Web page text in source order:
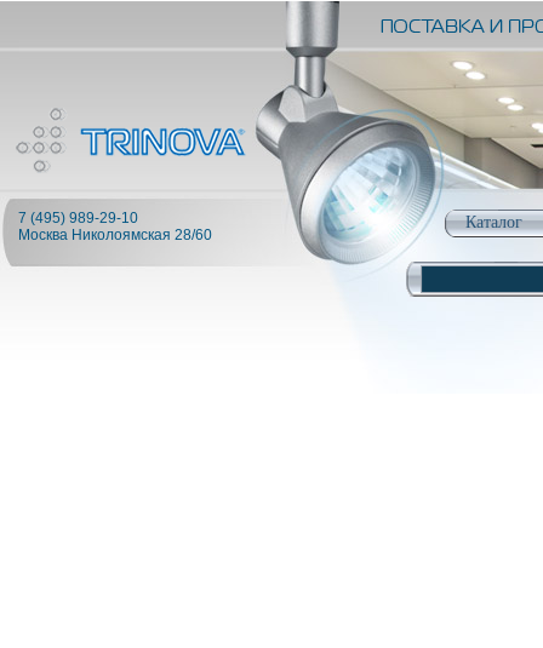
7 (495) 989-29-10
Москва Николоямская 28/60
Каталог